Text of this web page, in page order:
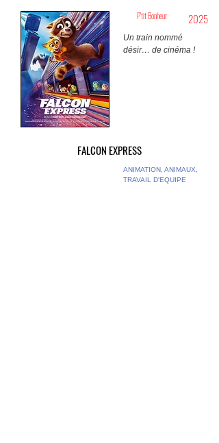
P'tit Bonheur 2025
Un train nommé
désir… de cinéma !
FALCON EXPRESS
ANIMATION, ANIMAUX,
TRAVAIL D'EQUIPE